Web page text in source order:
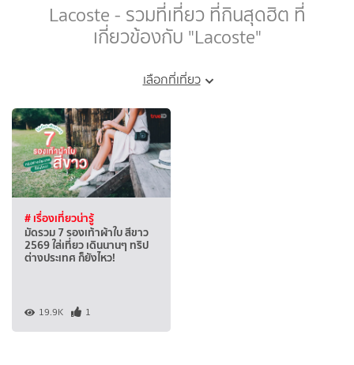
Lacoste - รวมที่เที่ยว ที่กินสุดฮิต ที่
เกี่ยวข้องกับ "Lacoste"
เลือกที่เที่ยว
# เรื่องเที่ยวน่ารู้
มัดรวม 7 รองเท้าผ้าใบ สีขาว
2569 ใส่เที่ยว เดินนานๆ ทริป
ต่างประเทศ ก็ยังไหว!
19.9K 1